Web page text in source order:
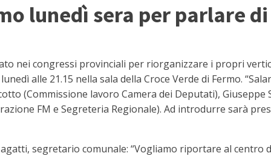
lunedì sera per parlare
nei congressi provinciali per riorganizzare i propri
alle 21.15 nella sala della Croce Verde di Fermo.
(Commissione lavoro Camera dei Deputati), Giuseppe
FM e Segreteria Regionale). Ad introdurre sarà
segretario comunale: “Vogliamo riportare al centro